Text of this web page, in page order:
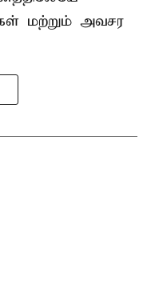
மற்றும் அவசர